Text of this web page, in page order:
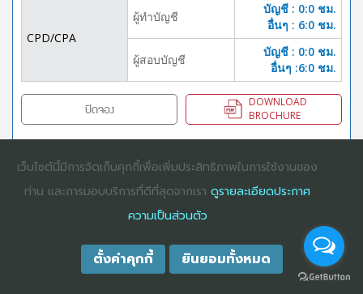
CPD/CPA
ผู้ทำบัญชี
บัญชี : 0:0 ชม.
อื่นๆ : 6:0 ชม.
ผู้สอบบัญชี
บัญชี : 0:0 ชม.
อื่นๆ :6:0 ชม.
ปิดจอง
DOWNLOAD
BROCHURE
COPYRIGHT ©2025 DHARMNITI SEMINAR AND TRAINING CO., LTD
RIGHTS RESERVED. E-COMMERCIAL REGISTRATION 0105529026680
เว็บไซต์นี้มีการจัดเก็บคุกกี้เพื่อเพิ่มประสิทธิภาพในการใช้งานของ
ท่าน และการมอบบริการที่ดีที่สุดจากเรา ดูรายละเอียดประกาศ
ความเป็นส่วนตัว
ตั้งค่าคุกกี้ ยินยอมทั้งหมด